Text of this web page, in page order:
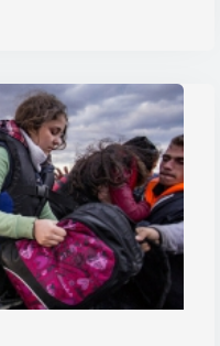
Freni
Arktik Bölgesi